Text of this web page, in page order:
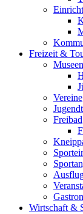
Freizeit &
Museen
Vereine
Freibad
Wirtschaft &